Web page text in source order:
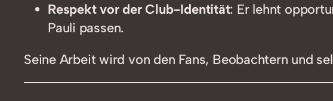
Respekt vor der Club-Identität: Er lehnt
Pauli passen.
Seine Arbeit wird von den Fans, Beobachtern und